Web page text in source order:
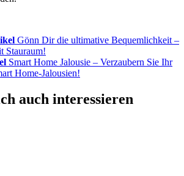
Gönn Dir die ultimative Bequemlichkeit –
Stauraum!
Smart Home Jalousie – Verzaubern Sie Ihr
Home-Jalousien!
auch interessieren